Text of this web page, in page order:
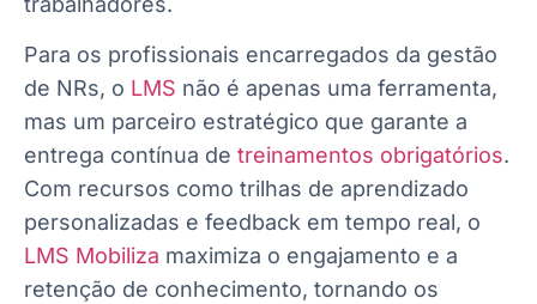
Para os profissionais encarregados da gestão
de NRs, o LMS não é apenas uma ferramenta,
mas um parceiro estratégico que garante a
entrega contínua de treinamentos obrigatórios.
Com recursos como trilhas de aprendizado
personalizadas e feedback em tempo real, o
LMS Mobiliza maximiza o engajamento e a
retenção de conhecimento, tornando os